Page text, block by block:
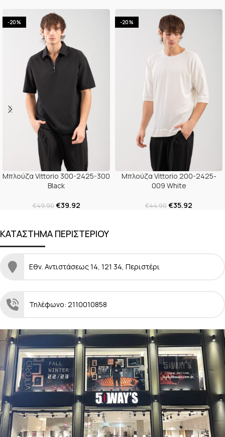
-20%
Μπλούζα Vittorio 300-2425-300
Black
€49.90 €39.92
-20%
Μπλούζα Vittorio 200-2425-
009 White
€44.90€35.92
ΚΑΤΑΣΤΗΜΑ ΠΕΡΙΣΤΕΡΙΟΥ
Εθν. Αντιστάσεως 14, 121 34, Περιστέρι
Τηλέφωνο: 2110010858